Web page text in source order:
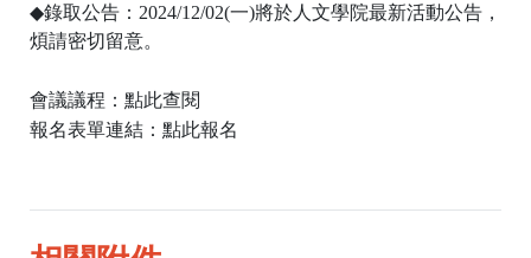
◆錄取公告： 2024/12/02(一)將於人文學院最新活動公告 ，
煩請密切留意。
會議議程： 點此查閱
報名表單連結： 點此報名